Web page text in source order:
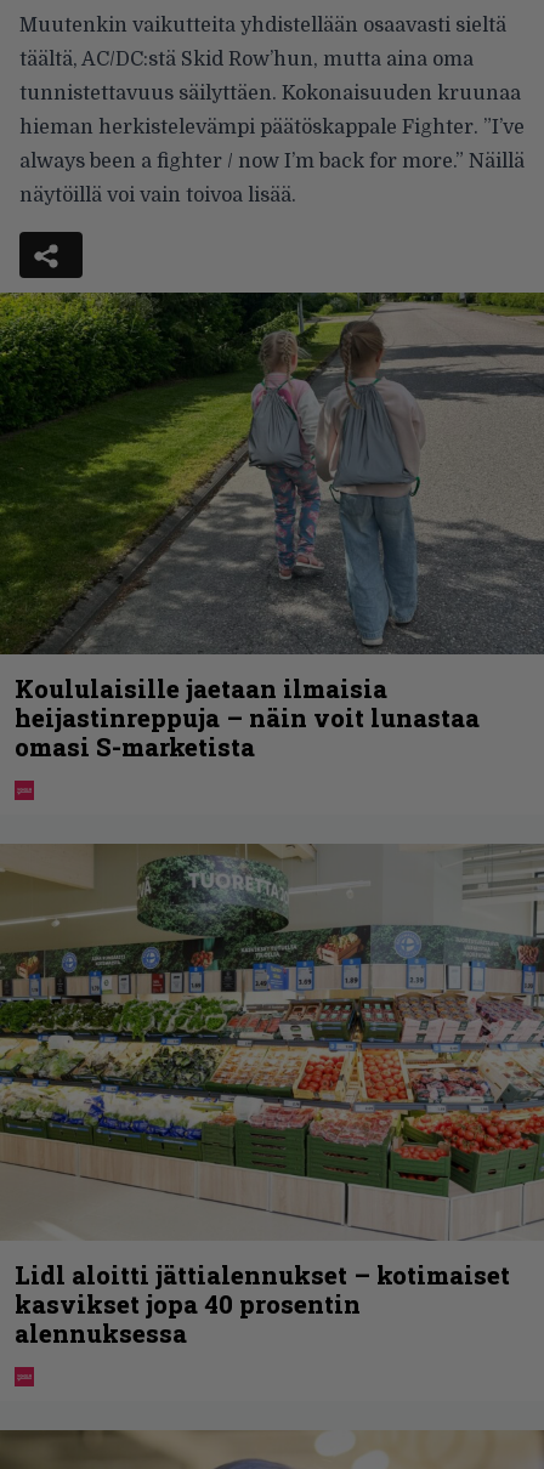
Muutenkin vaikutteita yhdistellään osaavasti sieltä
täältä, AC/DC:stä Skid Row’hun, mutta aina oma
tunnistettavuus säilyttäen. Kokonaisuuden kruunaa
hieman herkistelevämpi päätöskappale Fighter. ”I’ve
always been a fighter / now I’m back for more.” Näillä
näytöillä voi vain toivoa lisää.
Koululaisille jaetaan ilmaisia
heijastinreppuja – näin voit lunastaa
omasi S-marketista
Lidl aloitti jättialennukset – kotimaiset
kasvikset jopa 40 prosentin
alennuksessa